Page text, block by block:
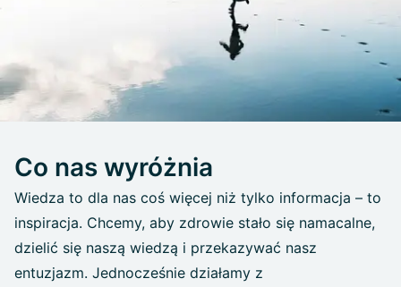
Co nas wyróżnia
Wiedza to dla nas coś więcej niż tylko informacja – to
inspiracja. Chcemy, aby zdrowie stało się namacalne,
dzielić się naszą wiedzą i przekazywać nasz
entuzjazm. Jednocześnie działamy z